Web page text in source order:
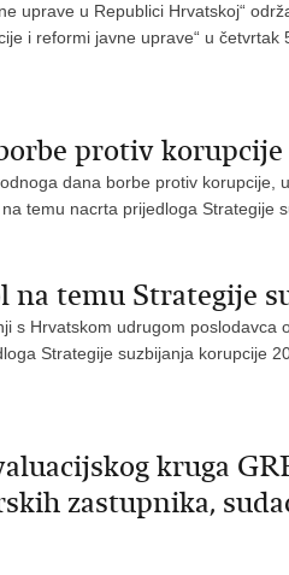
uprave u Republici Hrvatskoj“
i reformi javne uprave“ u
protiv korupcije
dana borbe protiv korupcije,
temu nacrta prijedloga Strategije
na temu Strategije
s Hrvatskom udrugom
Strategije suzbijanja korupcije
kruga
zastupnika,